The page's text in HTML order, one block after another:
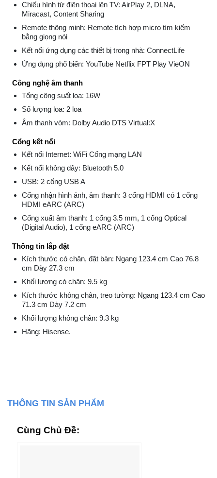
Chiếu hình từ điện thoại lên TV: AirPlay 2, DLNA,
Miracast, Content Sharing
Remote thông minh: Remote tích hợp micro tìm kiếm
bằng giọng nói
Kết nối ứng dụng các thiết bị trong nhà: ConnectLife
Ứng dụng phổ biến: YouTube Netflix FPT Play VieON
Công nghệ âm thanh
Tổng công suất loa: 16W
Số lượng loa: 2 loa
Âm thanh vòm: Dolby Audio DTS Virtual:X
Cổng kết nối
Kết nối Internet: WiFi Cổng mạng LAN
Kết nối không dây: Bluetooth 5.0
USB: 2 cổng USB A
Cổng nhận hình ảnh, âm thanh: 3 cổng HDMI có 1 cổng
HDMI eARC (ARC)
Cổng xuất âm thanh: 1 cổng 3.5 mm, 1 cổng Optical
(Digital Audio), 1 cổng eARC (ARC)
Thông tin lắp đặt
Kích thước có chân, đặt bàn: Ngang 123.4 cm Cao 76.8
cm Dày 27.3 cm
Khối lượng có chân: 9.5 kg
Kích thước không chân, treo tường: Ngang 123.4 cm Cao
71.3 cm Dày 7.2 cm
Khối lượng không chân: 9.3 kg
Hãng: Hisense.
THÔNG TIN SẢN PHẨM
Cùng Chủ Đề: